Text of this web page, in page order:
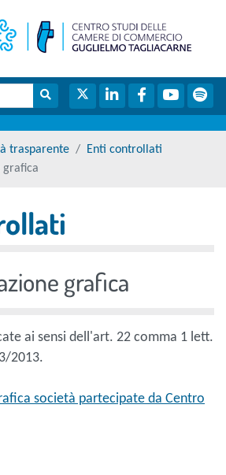
principale
rapida
Twitter LinkedIn FacebookYouTube
trasparente
Enti controllati
grafica
rapida
grafica
ai sensi dell'art. 22 comma 1 lett.
2013.
società partecipate da Centro